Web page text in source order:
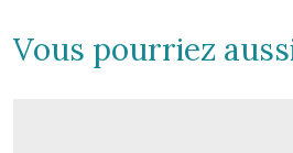
Vous pourriez